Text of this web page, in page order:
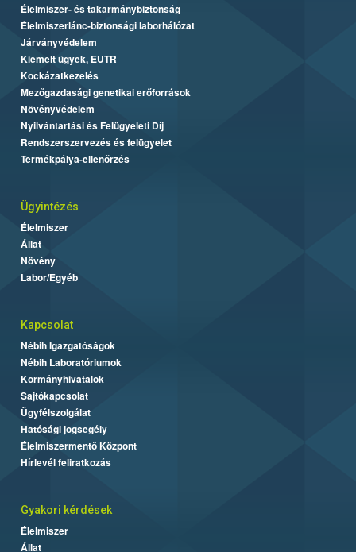
Élelmiszer- és takarmánybiztonság
Élelmiszerlánc-biztonsági laborhálózat
Járványvédelem
Kiemelt ügyek, EUTR
Kockázatkezelés
Mezőgazdasági genetikai erőforrások
Növényvédelem
Nyilvántartási és Felügyeleti Díj
Rendszerszervezés és felügyelet
Termékpálya-ellenőrzés
Ügyintézés
Élelmiszer
Állat
Növény
Labor/Egyéb
Kapcsolat
Nébih Igazgatóságok
Nébih Laboratóriumok
Kormányhivatalok
Sajtókapcsolat
Ügyfélszolgálat
Hatósági jogsegély
Élelmiszermentő Központ
Hírlevél feliratkozás
Gyakori kérdések
Élelmiszer
Állat